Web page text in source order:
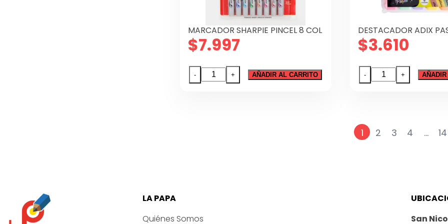
MARCADOR SHARPIE PINCEL 8 COL
$7.997
-
MARCADOR
SHARPIE
+ AÑADIR AL CARRITO
DESTACADOR ADIX
$3.610
-
DESTACADOR
ADIX
cantidad
+
1 2 3 4 … 14
LA PAPA
Quiénes Somos
San